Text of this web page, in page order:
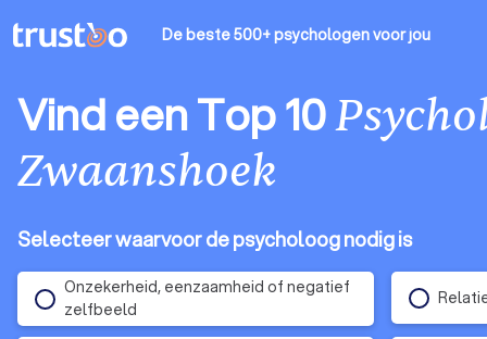
De beste 500+ psychologenvoor jou
Vind een Top 10
Zwaanshoek
Selecteer waarvoor de psycholoog nodig is
Onzekerheid, eenzaamheid of negatief
zelfbeeld